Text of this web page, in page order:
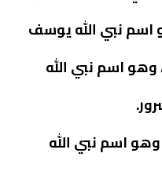
اسم نبي الله يوسف
وهو اسم نبي الله
وهو اسم نبي الله